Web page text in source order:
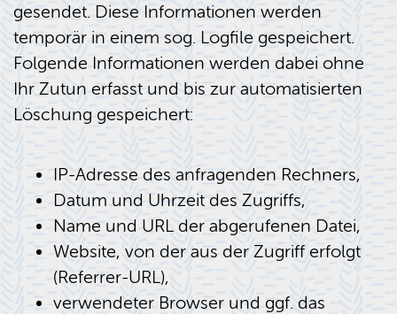
gesendet. Diese Informationen werden
temporär in einem sog. Logfile gespeichert.
Folgende Informationen werden dabei ohne
Ihr Zutun erfasst und bis zur automatisierten
Löschung gespeichert:
IP-Adresse des anfragenden Rechners,
Datum und Uhrzeit des Zugriffs,
Name und URL der abgerufenen Datei,
Website, von der aus der Zugriff erfolgt
(Referrer-URL),
verwendeter Browser und ggf. das